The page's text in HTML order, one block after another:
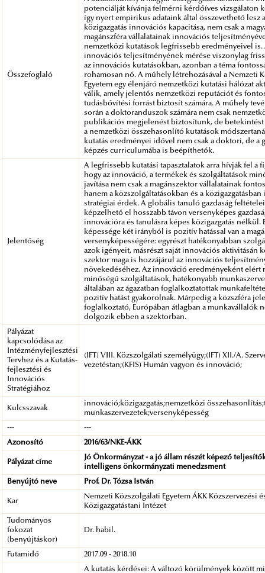
Összefoglaló
potenciálját kívánja felmérni kérdőíves vizsgálaton
így nyert empirikus adataink által összevethető lesz
közigazgatás innovációs kapacitása, nem csak a
magánszféra vállalatainak innovációs
nemzetközi kutatások legfrissebb eredményeivel is.
innovációs teljesítményének mérése viszonylag
az innovációs kutatásokban, azonban a téma
rohamosan nő. A műhely létrehozásával a Nemzeti
Egyetem egy élenjáró nemzetközi kutatási hálózat
válik, amely jelentős nemzetközi reputációt és
tudásbővítési forrást biztosít számára. A műhely
során a doktoranduszok számára nem csak
publikációs megjelenést biztosítunk, de
a nemzetközi összehasonlító kutatások
kutatás eredményei idővel nem csak a doktori, de a
képzés curriculumába is beépíthetők.
Jelentőség
A legfrissebb kutatási tapasztalatok arra hívják fel a
hogy az innováció, a termékek és szolgáltatások
javítása nem csak a magánszektor vállalatainak
hanem a közszolgáltatásokban és a
stratégiai érdek. A globális tanuló gazdaság
képzelhető el hosszabb távon versenyképes
innovációra és tanulásra képes közigazgatás nélkül.
képessége két irányból is pozitív hatással van a
versenyképességére: egyrészt hatékonyabban
azok igényeit, másrészt saját innovációs aktivitásán
szektor maga is hozzájárul az innovációs
növekedéséhez. Az innováció eredményeként elért
minőségű szolgáltatások, hatékonyabb
általában az ágazatban foglalkoztatottak
pozitív hatást gyakorolnak. Márpedig a közszféra
foglalkoztató, Európában átlagban a munkavállalók
dolgozik ebben a szektorban.
Pályázat
kapcsolódása az
Intézményfejlesztési
Tervhez és a Kutatás-
fejlesztési és
Innovációs
Stratégiához
(IFT) VIII. Közszolgálati személyügy;(IFT) XII./A.
vezetéstan;(KFIS) Humán vagyon és innováció;
Kulcsszavak
innováció;közigazgatás;nemzetközi
munkaszervezetek;versenyképesség
--- ---
Azonosító 2016/63/NKE-ÁKK
Pályázat címe
Jó Önkormányzat - a jó állam részét képező
intelligens önkormányzati menedzsment
Benyújtó neve Prof. Dr. Tózsa István
Kar
Nemzeti Közszolgálati Egyetem ÁKK Közszervezési
Közigazgatástani Intézet
Tudományos
fokozat
(benyújtáskor)
Dr. habil.
Futamidő 2017.09 - 2018.10
A kutatás kérdései: A változó körülmények között